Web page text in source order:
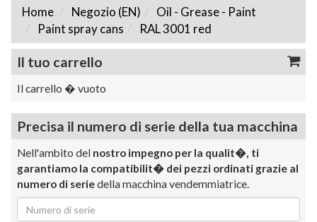
Home Negozio (EN)
Oil - Grease - Paint
Paint spray cans
RAL 3001 red
Il tuo carrello
Il carrello � vuoto
Precisa il numero di serie della tua macchina
Nell'ambito del nostro impegno per la qualit�, ti
garantiamo la compatibilit� dei pezzi ordinati grazie al
numero di seriedella macchina vendemmiatrice.